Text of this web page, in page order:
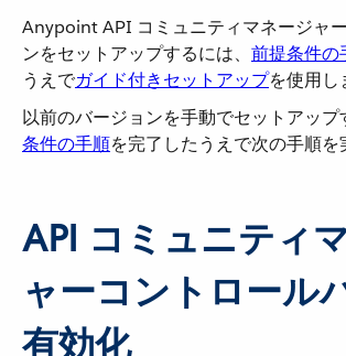
Anypoint API コミュニティマネージャ
ンをセットアップするには、​ 前提条件の
うえで​ガイド付きセットアップを使用し
以前のバージョンを手動でセットアップ
条件の手順を完了したうえで次の手順を
API コミュニティ
ャーコントロール
有効化